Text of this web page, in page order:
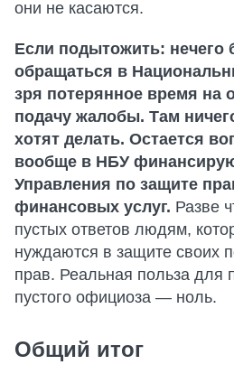
они не касаются.
Если подытожить:
обращаться в
зря потерянное время на
подачу жалобы. Там
хотят делать. Остается
вообще в НБУ
Управления по защите
финансовых услуг. Разве
пустых ответов людям,
нуждаются в защите своих
прав. Реальная польза для
пустого официоза — ноль.
Общий итог